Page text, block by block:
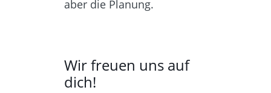
aber die Planung.
Wir freuen uns auf
dich!